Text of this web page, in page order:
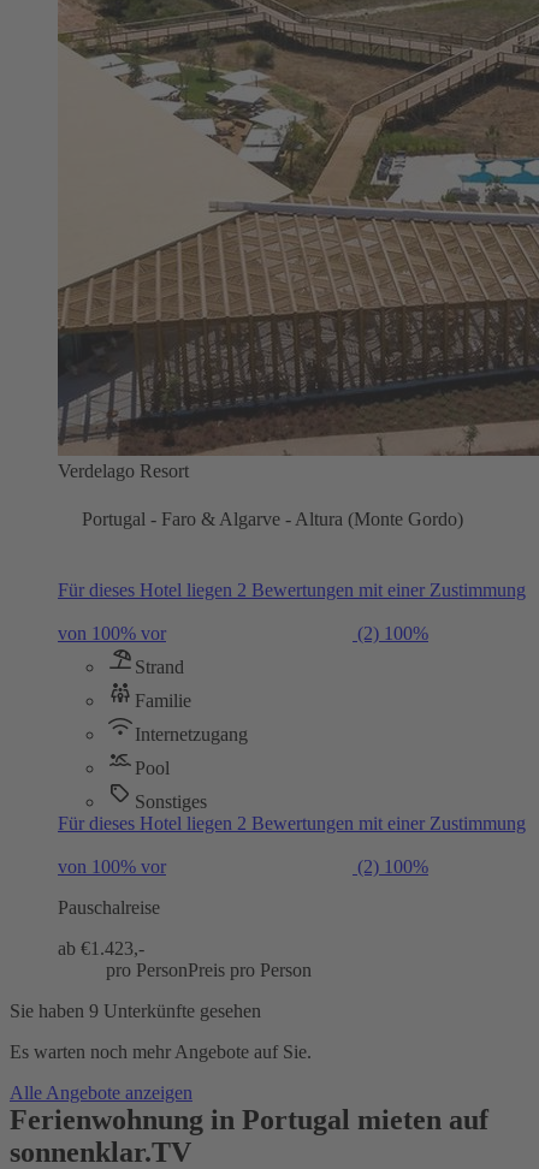
Verdelago Resort
Portugal - Faro & Algarve - Altura (Monte Gordo)
Für dieses Hotel liegen 2 Bewertungen mit einer Zustimmung
von 100% vor (2) 100%
Strand
Familie
Internetzugang
Pool
Sonstiges
Für dieses Hotel liegen 2 Bewertungen mit einer Zustimmung
von 100% vor (2) 100%
Pauschalreise
ab €1.423,-
pro PersonPreis pro Person
Sie haben 9 Unterkünfte gesehen
Es warten noch mehr Angebote auf Sie.
Alle Angebote anzeigen
Ferienwohnung in Portugal mieten auf
sonnenklar.TV